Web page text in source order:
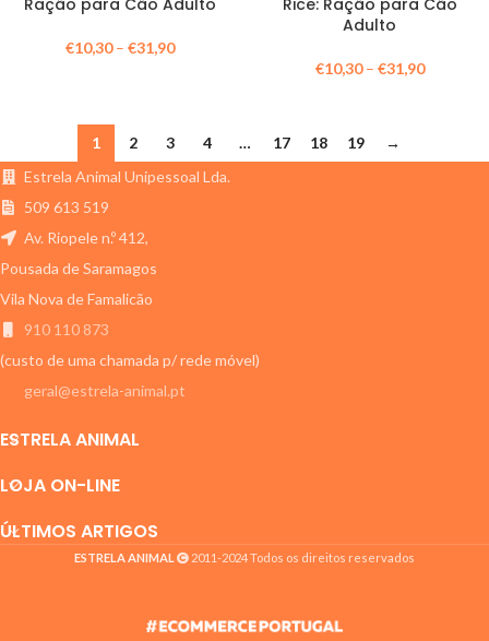
Ração para Cão Adulto
€10,30– €31,90
Rice: Ração para Cão
Adulto
€10,30– €31,90
1 2 3 4 … 17 18 19
→
Estrela Animal Unipessoal Lda.
509 613 519
Av. Riopele n.º 412,
Pousada de Saramagos
Vila Nova de Famalicão
910 110 873
(custo de uma chamada p/ rede móvel)
geral@estrela-animal.pt
ESTRELA ANIMAL
LOJA ON-LINE
ÚLTIMOS ARTIGOS
ESTRELA ANIMAL 2011-2024 Todos os direitos reservados